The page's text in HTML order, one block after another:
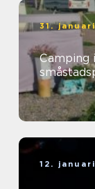
31.
Camping i
12.